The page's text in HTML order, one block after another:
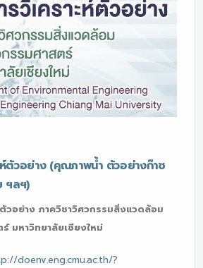
ห์ตัวอย่าง (คุณภาพน้ำ ตัวอย่างก๊าซ
ฯลฯ)
ตัวอย่าง ภาควิชาวิศวกรรมสิ่งแวดล้อม
มหาวิทยาลัยเชียงใหม่
doenv.eng.cmu.ac.th/?